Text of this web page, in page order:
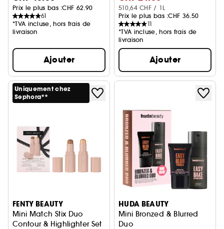
Prix le plus bas :CHF 62.90
61
*TVA incluse, hors frais de
livraison
Ajouter
510,64 CHF / 1L
Prix le plus bas :CHF 36.50
11
*TVA incluse, hors frais de
livraison
Ajouter
Uniquement chez
Sephora**
FENTY BEAUTY
Mini Match Stix Duo
Contour & Highlighter Set
HUDA BEAUTY
Mini Bronzed & Blurred
Duo